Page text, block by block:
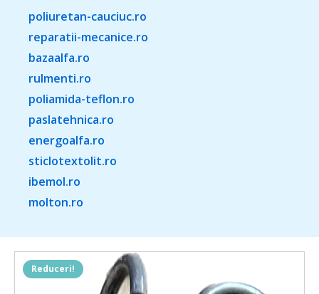
poliuretan-cauciuc.ro
reparatii-mecanice.ro
bazaalfa.ro
rulmenti.ro
poliamida-teflon.ro
paslatehnica.ro
energoalfa.ro
sticlotextolit.ro
ibemol.ro
molton.ro
Reduceri!